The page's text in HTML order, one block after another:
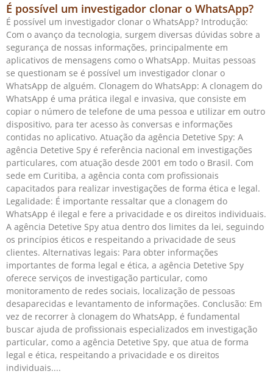
É possível um investigador clonar o WhatsApp?
É possível um investigador clonar o WhatsApp? Introdução:
Com o avanço da tecnologia, surgem diversas dúvidas sobre a
segurança de nossas informações, principalmente em
aplicativos de mensagens como o WhatsApp. Muitas pessoas
se questionam se é possível um investigador clonar o
WhatsApp de alguém. Clonagem do WhatsApp: A clonagem do
WhatsApp é uma prática ilegal e invasiva, que consiste em
copiar o número de telefone de uma pessoa e utilizar em outro
dispositivo, para ter acesso às conversas e informações
contidas no aplicativo. Atuação da agência Detetive Spy: A
agência Detetive Spy é referência nacional em investigações
particulares, com atuação desde 2001 em todo o Brasil. Com
sede em Curitiba, a agência conta com profissionais
capacitados para realizar investigações de forma ética e legal.
Legalidade: É importante ressaltar que a clonagem do
WhatsApp é ilegal e fere a privacidade e os direitos individuais.
A agência Detetive Spy atua dentro dos limites da lei, seguindo
os princípios éticos e respeitando a privacidade de seus
clientes. Alternativas legais: Para obter informações
importantes de forma legal e ética, a agência Detetive Spy
oferece serviços de investigação particular, como
monitoramento de redes sociais, localização de pessoas
desaparecidas e levantamento de informações. Conclusão: Em
vez de recorrer à clonagem do WhatsApp, é fundamental
buscar ajuda de profissionais especializados em investigação
particular, como a agência Detetive Spy, que atua de forma
legal e ética, respeitando a privacidade e os direitos
individuais.